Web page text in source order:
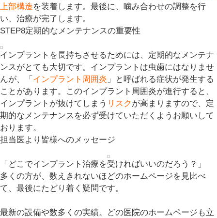
上部構造を装着します。最後に、噛み合わせの調整を行
い、治療が完了します。
STEP8定期的なメンテナンスの重要性
インプラントを長持ちさせるためには、定期的なメンテナ
ンスがとても大切です。インプラントは虫歯にはなりませ
んが、「 インプラント周囲炎 」と呼ばれる症状が発生する
ことがあります。このインプラント周囲炎が進行すると、
インプラントが抜けてしまう リスク が高まりますので、定
期的なメンテナンスを必ず受けていただくようお願いして
おります。
担当医より皆様へのメッセージ
「 どこでインプラント治療を受ければいいのだろう？ 」
多くの方が、数えきれないほどのホームページを見比べ
て、最後にたどり着く疑問です。
最新の設備や数多くの実績。どの医院のホームページも立